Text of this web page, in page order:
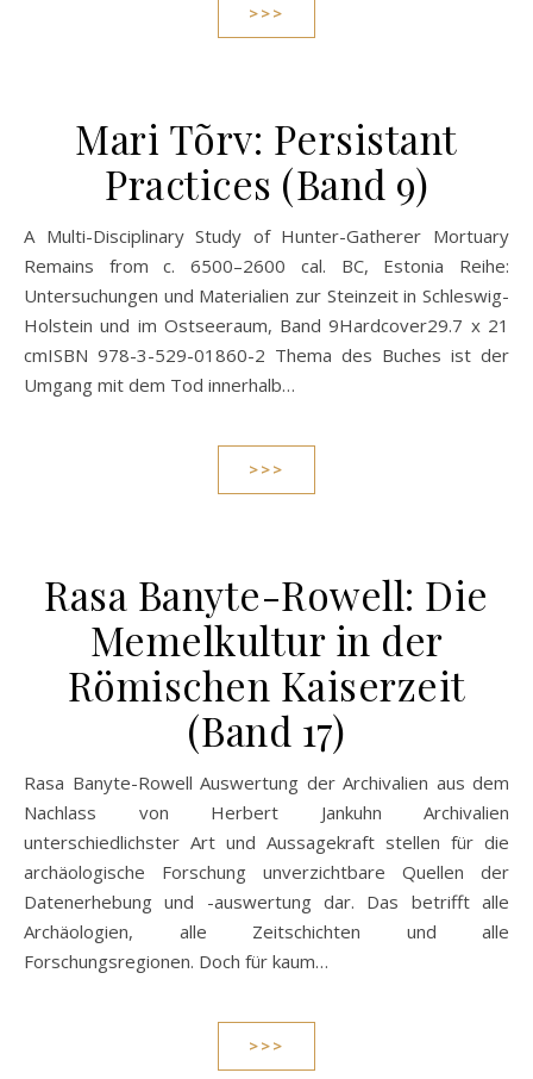
>>>
Mari Tõrv: Persistant
Practices (Band 9)
A Multi-Disciplinary Study of Hunter-Gatherer Mortuary
Remains from c. 6500–2600 cal. BC, Estonia Reihe:
Untersuchungen und Materialien zur Steinzeit in Schleswig-
Holstein und im Ostseeraum, Band 9Hardcover29.7 x 21
cmISBN 978-3-529-01860-2 Thema des Buches ist der
Umgang mit dem Tod innerhalb…
>>>
Rasa Banyte-Rowell: Die
Memelkultur in der
Römischen Kaiserzeit
(Band 17)
Rasa Banyte-Rowell Auswertung der Archivalien aus dem
Nachlass von Herbert Jankuhn Archivalien
unterschiedlichster Art und Aussagekraft stellen für die
archäologische Forschung unverzichtbare Quellen der
Datenerhebung und -auswertung dar. Das betrifft alle
Archäologien, alle Zeitschichten und alle
Forschungsregionen. Doch für kaum…
>>>